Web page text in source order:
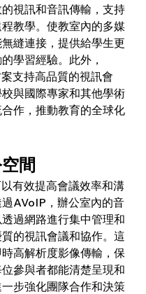
視訊和音訊傳輸，支持
教學。使教室內的多媒
縫連接，提供給學生更
學習經驗。此外，
支持高品質的視訊會
與國際專家和其他學術
作，推動教育的全球化
間
有效提高會議效率和溝
AVoIP，辦公室內的音
過網路進行集中管理和
的視訊會議和協作。這
高解析度影像傳輸，保
參與者都能清楚呈現和
步強化團隊合作和決策